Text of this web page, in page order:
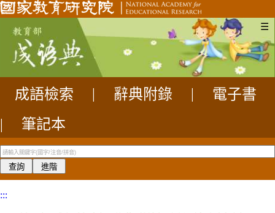
☰
成語檢索 辭典附錄
電子書
|
筆記本
:::